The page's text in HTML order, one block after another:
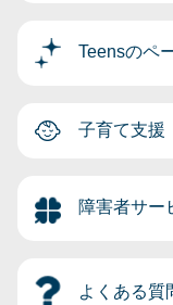
Teensのペ
子育て支援
障害者サー
よくある質